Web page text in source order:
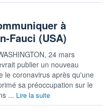
à
Fauci (USA)
24 mars
publier un nouveau
le coronavirus après qu'une
sa préoccupation sur le
... Lire la suite